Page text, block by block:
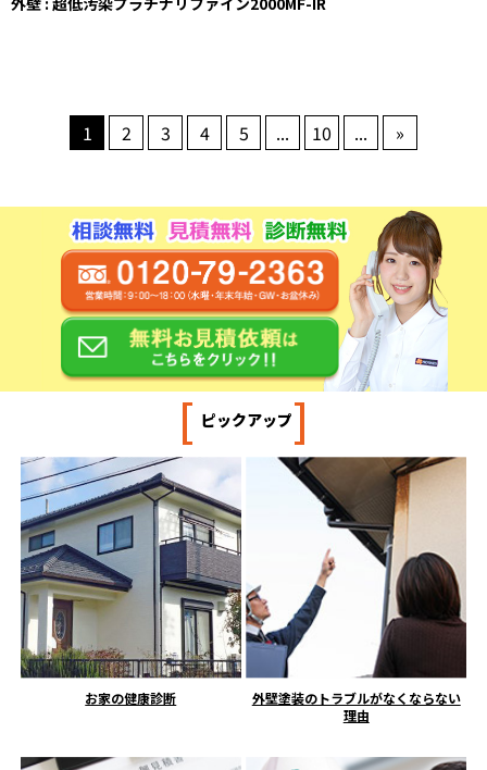
1 2 3 4 5 ... 10 ... »
[ ピックアップ]
お家の健康診断
外壁塗装のトラブルがなくならない
理由